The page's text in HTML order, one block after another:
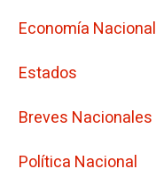
Economí­a Nacional
Estados
Breves Nacionales
Polí­tica Nacional